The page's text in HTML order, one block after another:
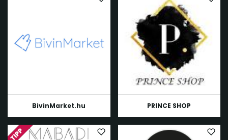
BivinMarket.hu PRINCE SHOP